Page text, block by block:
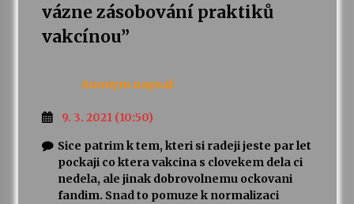
vázne zásobování praktiků
vakcínou”
Anonym napsal:
9. 3. 2021 (10:50)
Sice patrim k tem, kteri si radeji jeste par let
pockaji co ktera vakcina s clovekem dela ci
nedela, ale jinak dobrovolnemu ockovani
fandim. Snad to pomuze k normalizaci